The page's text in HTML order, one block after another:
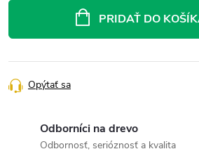
PRIDAŤ DO
Opýtať sa
Odborníci na drevo
Odbornosť, serióznosť a kvalita